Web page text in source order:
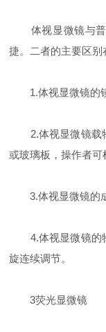
体视显微镜与普
捷。二者的主要区别
1.体视显微镜的镜
2.体视显微镜载物
或玻璃板，操作者可
3.体视显微镜的成
4.体视显微镜的物
旋连续调节。
3荧光显微镜